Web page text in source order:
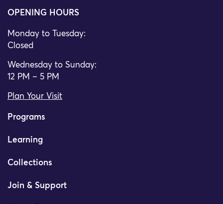
OPENING HOURS
Monday to Tuesday:
Closed
Wednesday to Sunday:
12 PM – 5 PM
Plan Your Visit
Programs
Learning
Collections
Join & Support